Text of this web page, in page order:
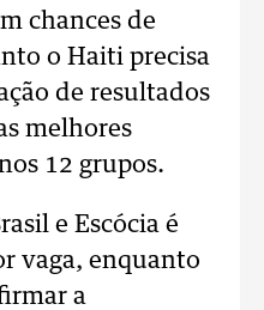
chances de
o Haiti precisa
de resultados
melhores
12 grupos.
e Escócia é
vaga, enquanto
a